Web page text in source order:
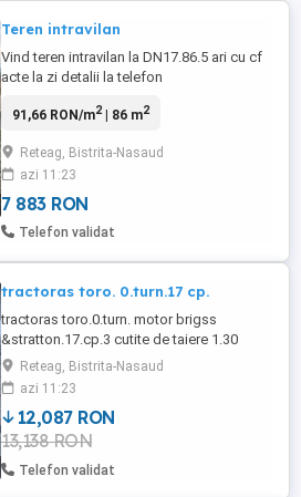
Teren intravilan
Vind teren intravilan la DN17.86.5 ari cu cf
acte la zi detalii la telefon
91,66 RON/m2| 86 m2
Reteag, Bistrita-Nasaud
azi 11:23
7 883 RON
Telefon validat
tractoras toro. 0.turn.17 cp.
tractoras toro.0.turn. motor brigss
&stratton.17.cp.3 cutite de taiere 1.30
cm.pret eur.neg ofer transport contra cost.
Reteag, Bistrita-Nasaud
azi 11:23
12,087 RON
13,138 RON
Telefon validat